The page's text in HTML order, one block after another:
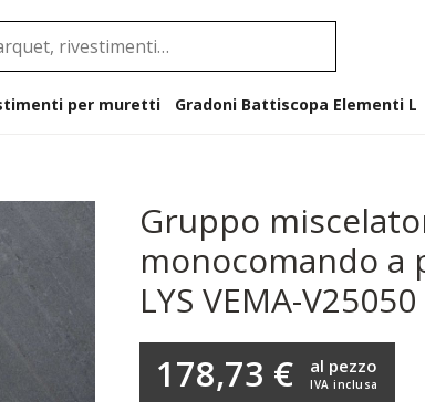
per muretti Gradoni Battiscopa Elementi L
Gruppo
monocomando a
LYS VEMA-V25050
178,73 € IVA inclusa
al pezzo